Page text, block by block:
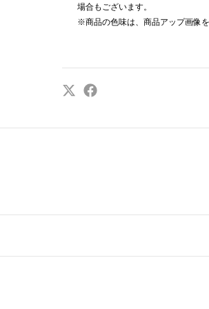
場合もございます。
※商品の色味は、商品アップ画像を